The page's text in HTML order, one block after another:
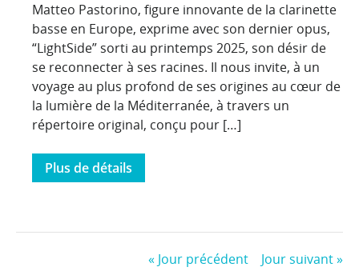
Matteo Pastorino, figure innovante de la clarinette
basse en Europe, exprime avec son dernier opus,
“LightSide” sorti au printemps 2025, son désir de
se reconnecter à ses racines. Il nous invite, à un
voyage au plus profond de ses origines au cœur de
la lumière de la Méditerranée, à travers un
répertoire original, conçu pour […]
Plus de détails
« Jour précédent Jour suivant»